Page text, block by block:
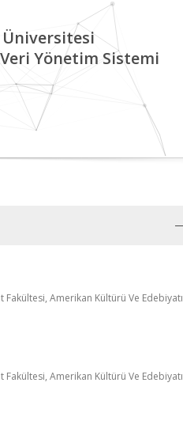
Yönetim Sistemi
Amerikan Kültürü Ve Edebiyatı
Amerikan Kültürü Ve Edebiyatı